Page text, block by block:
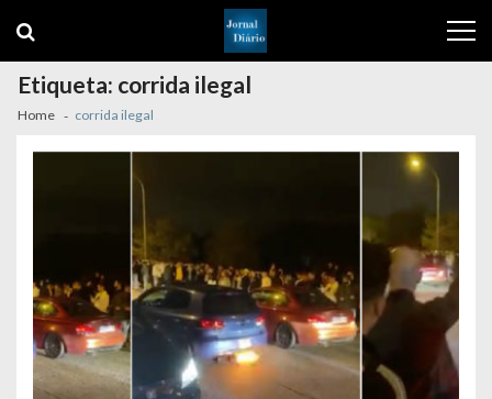
navigation
content
Etiqueta: corrida ilegal
Home corrida ilegal